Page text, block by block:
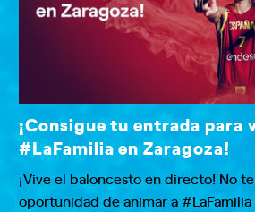
¡Consigue tu entrada para
#LaFamilia en Zaragoza!
¡Vive el baloncesto en directo! No
oportunidad de animar a #LaFamilia